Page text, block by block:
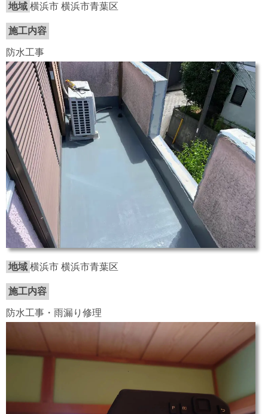
地域 横浜市 横浜市青葉区
施工内容
防水工事
地域 横浜市 横浜市青葉区
施工内容
防水工事・雨漏り修理